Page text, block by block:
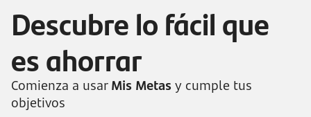
Descubre lo fácil que
es ahorrar
Comienza a usar Mis Metas y cumple tus
objetivos